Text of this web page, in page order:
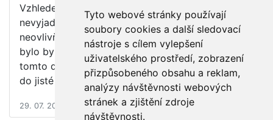
Tyto webové stránky používají
soubory cookies a další sledovací
nástroje s cílem vylepšení
uživatelského prostředí, zobrazení
přizpůsobeného obsahu a reklam,
analýzy návštěvnosti webových
stránek a zjištění zdroje
návštěvnosti.
Vzhledem k tomu, že pravidla RDA se k otázce
nevyjadřují a že výraz použitý v doplňku nijak
neovlivňuje vyhledávání ani porovnávání záznamů,
bylo by možná vhodnější ponechat odpověď v
tomto dotazu jako obecné doporučení s tím, že
do jisté míry záleží na úsudku katalogizátora.
29. 07. 2015 12:00